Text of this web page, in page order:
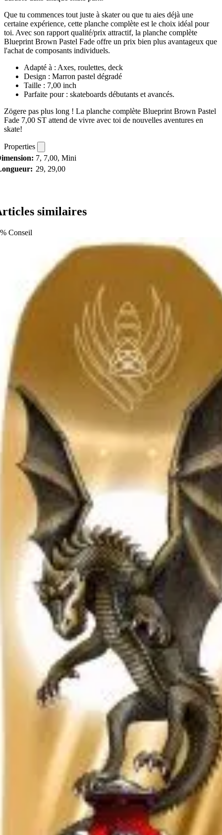
Que tu commences tout juste à skater ou que tu aies déjà une
certaine expérience, cette planche complète est le choix idéal pour
toi. Avec son rapport qualité/prix attractif, la planche complète
Blueprint Brown Pastel Fade offre un prix bien plus avantageux que
l'achat de composants individuels.
Adapté à : Axes, roulettes, deck
Design : Marron pastel dégradé
Taille : 7,00 inch
Parfaite pour : skateboards débutants et avancés.
Zögere pas plus long ! La planche complète Blueprint Brown Pastel
Fade 7,00 ST attend de vivre avec toi de nouvelles aventures en
skate!
Properties
7, 7,00, Mini
29, 29,00
similaires
% Conseil